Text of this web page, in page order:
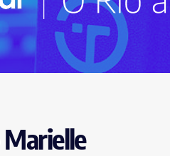
Marielle